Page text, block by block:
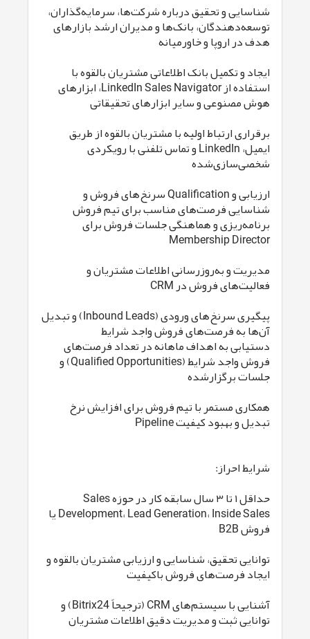
شناسایی و تحقیق درباره شرکت‌ها، سرمایه‌گذاران،
توسعه‌دهندگان، بانک‌ها و مدیران ارشد بازارهای
هدف در اروپا و خاورمیانه
ایجاد و تکمیل بانک اطلاعاتی مشتریان بالقوه با
استفاده از LinkedIn Sales Navigator، ابزارهای
هوش مصنوعی و سایر ابزارهای تحقیقاتی
برقراری ارتباط اولیه با مشتریان بالقوه از طریق
ایمیل، LinkedIn و تماس تلفنی با رویکردی
شخصی‌سازی‌شده
ارزیابی و Qualification سرنخ‌های فروش و
شناسایی فرصت‌های مناسب برای تیم فروش
برنامه‌ریزی و هماهنگی جلسات فروش برای
Membership Director
مدیریت و به‌روزرسانی اطلاعات مشتریان و
فعالیت‌های فروش در CRM
پیگیری سرنخ‌های ورودی (Inbound Leads) و تبدیل
آن‌ها به فرصت‌های فروش واجد شرایط
دستیابی به اهداف ماهانه در تعداد فرصت‌های
فروش واجد شرایط (Qualified Opportunities) و
جلسات برگزارشده
همکاری مستمر با تیم فروش برای افزایش نرخ
تبدیل و بهبود کیفیت Pipeline
شرایط احراز:
حداقل ۱ تا ۳ سال سابقه کار در حوزه Sales
Development، Lead Generation، Inside Sales یا
فروش B2B
توانایی تحقیق، شناسایی و ارزیابی مشتریان بالقوه و
ایجاد فرصت‌های فروش باکیفیت
آشنایی با سیستم‌های CRM (ترجیحاً Bitrix24) و
توانایی ثبت و مدیریت دقیق اطلاعات مشتریان